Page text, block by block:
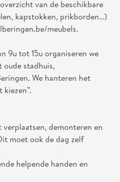
van de beschikbare
kapstokken, prikborden…)
meubels.
9u tot 15u organiseren we
oude stadhuis,
We hanteren het
demonteren en
moet ook de dag zelf
helpende handen en